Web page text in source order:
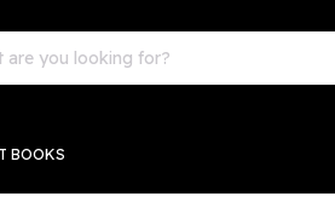
BOOKS